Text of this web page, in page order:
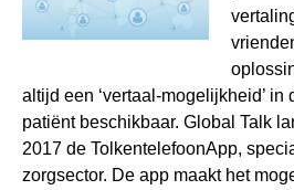
altijd een ‘vertaal-mogelijkheid’
patiënt beschikbaar. Global Talk
2017 de TolkentelefoonApp,
zorgsector. De app maakt het